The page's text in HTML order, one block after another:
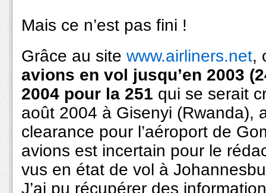
Mais ce n’est pas fini !
Grâce au site www.airliners.net,
avions en vol jusqu’en 2003
2004 pour la 251 qui se serait
août 2004 à Gisenyi (Rwanda),
clearance pour l’aéroport de
avions est incertain pour le
vus en état de vol à
J’ai pu récupérer des